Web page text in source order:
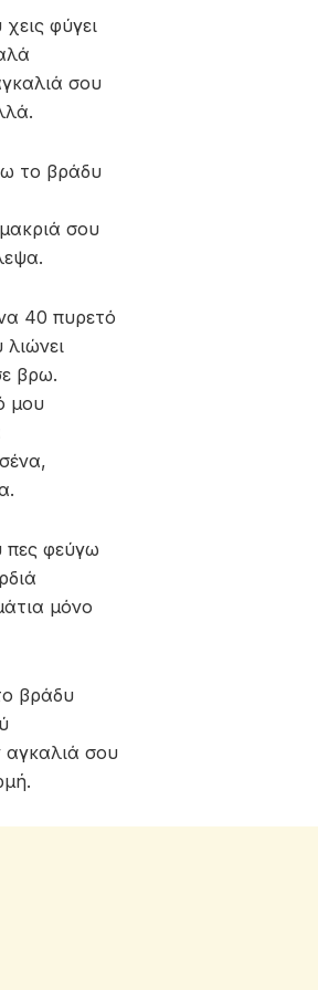
φύγει
σου
το βράδυ
σου
40 πυρετό
λιώνει
βρω.
μου
πες φεύγω
μόνο
βράδυ
σου